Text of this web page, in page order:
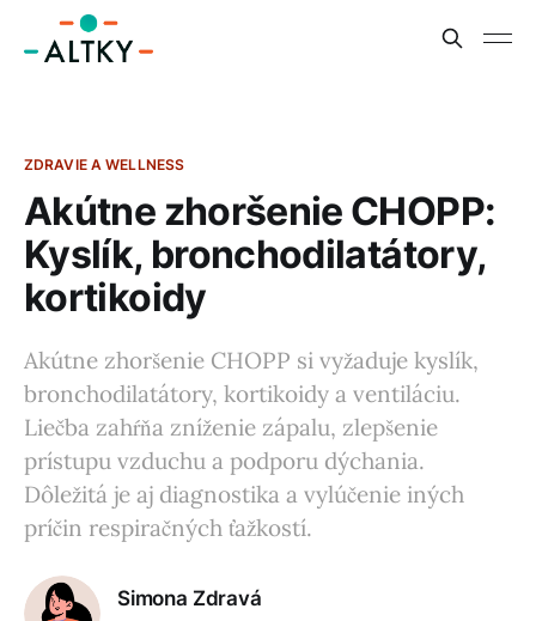
ZDRAVIE A WELLNESS
Akútne zhoršenie CHOPP:
Kyslík, bronchodilatátory,
kortikoidy
Akútne zhoršenie CHOPP si vyžaduje kyslík,
bronchodilatátory, kortikoidy a ventiláciu.
Liečba zahŕňa zníženie zápalu, zlepšenie
prístupu vzduchu a podporu dýchania.
Dôležitá je aj diagnostika a vylúčenie iných
príčin respiračných ťažkostí.
Simona Zdravá